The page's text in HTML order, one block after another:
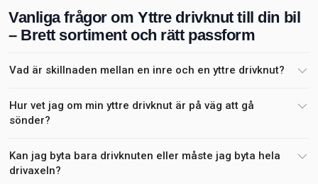
Vanliga frågor om Yttre drivknut till din bil
– Brett sortiment och rätt passform
Vad är skillnaden mellan en inre och en yttre drivknut?
Hur vet jag om min yttre drivknut är på väg att gå
sönder?
Kan jag byta bara drivknuten eller måste jag byta hela
drivaxeln?